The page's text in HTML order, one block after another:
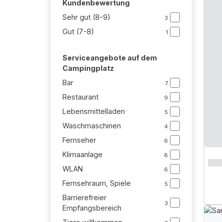
Kundenbewertung
Sehr gut (8-9)
3
Gut (7-8) 1
Serviceangebote auf dem
Campingplatz
Bar
7
Restaurant 9
Lebensmittelladen 5
Waschmaschinen 4
Fernseher 6
Klimaanlage 8
WLAN 6
Fernsehraum, Spiele 5
Barrierefreier
Empfangsbereich
3